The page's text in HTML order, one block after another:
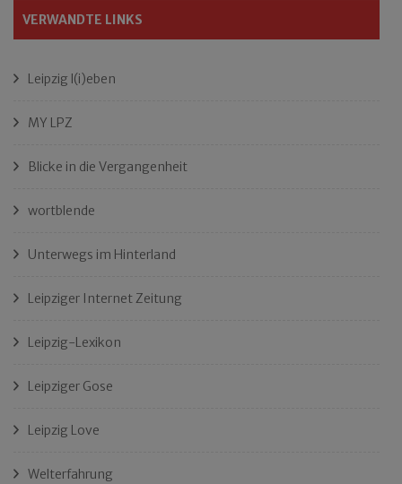
VERWANDTE LINKS
Leipzig l(i)eben
MY LPZ
Blicke in die Vergangenheit
wortblende
Unterwegs im Hinterland
Leipziger Internet Zeitung
Leipzig-Lexikon
Leipziger Gose
Leipzig Love
Welterfahrung